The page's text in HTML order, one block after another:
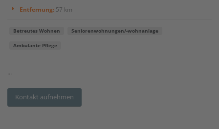
Entfernung: 57 km
Betreutes Wohnen Seniorenwohnungen/-wohnanlage
Ambulante Pflege
...
Kontakt aufnehmen